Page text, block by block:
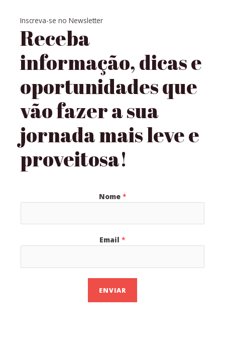
Inscreva-se no Newsletter
Receba
informação, dicas e
oportunidades que
vão fazer a sua
jornada mais leve e
proveitosa!
Nome *
Email *
ENVIAR